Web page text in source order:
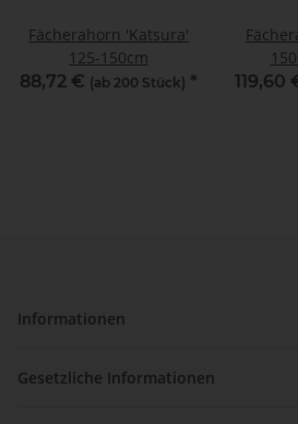
Fächerahorn 'Katsura'
125-150cm
88,72 € (ab 200 Stück) *
119,60
Informationen
Gesetzliche Informationen